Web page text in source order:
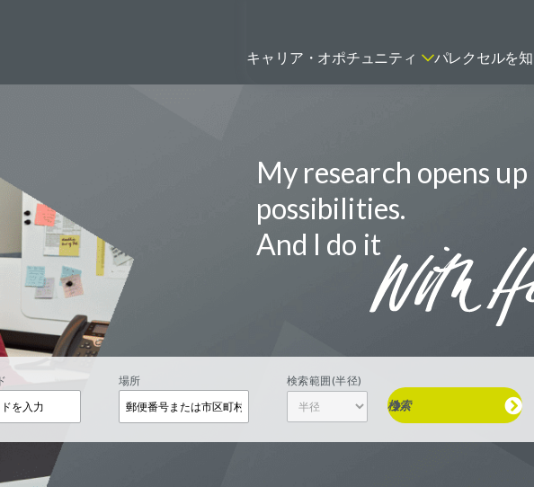
キャリア・オポチュニティ
データーマネージャー
プロジェクトリーダー
レギュラトリーコンサルタント
SASプログラマー
FSPのポジションを見る
バイオテック関連のポジションを
パレクセルを
My research opens
possibilities.
And I do it
場所 検索範囲(半径)
検索